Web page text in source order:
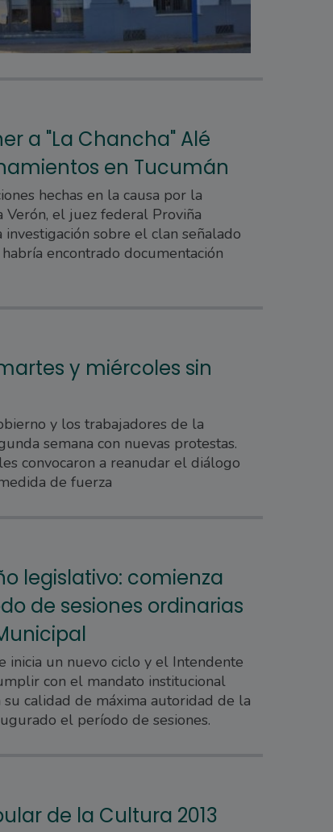
a "La Chancha" Alé
en Tucumán
hechas en la causa por la
Verón, el juez federal Proviña
sobre el clan señalado
encontrado documentación
y miércoles sin
y los trabajadores de la
semana con nuevas protestas.
convocaron a reanudar el diálogo
de fuerza
legislativo: comienza
de sesiones ordinarias
inicia un nuevo ciclo y el Intendente
con el mandato institucional
calidad de máxima autoridad de la
el período de sesiones.
de la Cultura 2013